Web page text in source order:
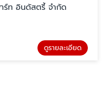
ร์ท อินดัสตรี้ จำกัด
ดูรายละเอียด